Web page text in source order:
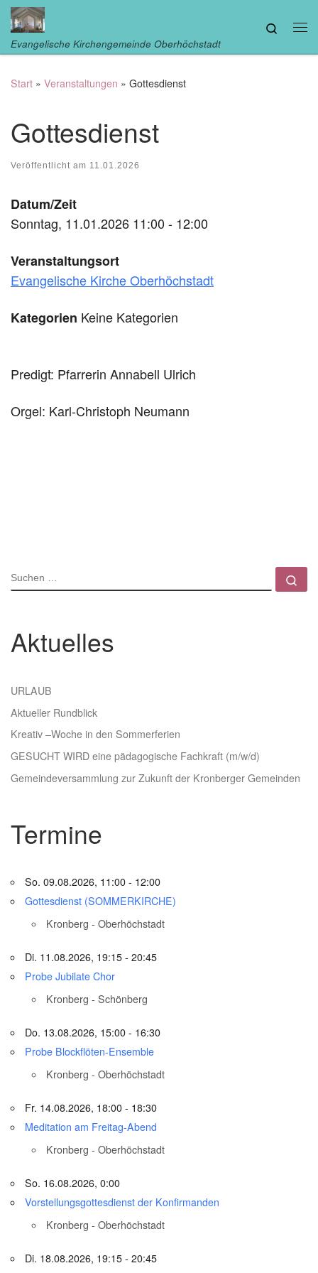
Zum Inhalt springen
Evangelische Kirchengemeinde Oberhöchstadt
Search
Start » Veranstaltungen » Gottesdienst
Gottesdienst
Veröffentlicht am 11.01.2026
Datum/Zeit
Sonntag, 11.01.2026 11:00 - 12:00
Veranstaltungsort
Evangelische Kirche Oberhöchstadt
Kategorien Keine Kategorien
Predigt: Pfarrerin Annabell Ulrich
Orgel: Karl-Christoph Neumann
SUCHE
Aktuelles
URLAUB
Aktueller Rundblick
Kreativ –Woche in den Sommerferien
GESUCHT WIRD eine pädagogische Fachkraft (m/w/d)
Gemeindeversammlung zur Zukunft der Kronberger Gemeinden
Termine
So. 09.08.2026, 11:00 - 12:00
Gottesdienst (SOMMERKIRCHE)
Kronberg - Oberhöchstadt
Di. 11.08.2026, 19:15 - 20:45
Probe Jubilate Chor
Kronberg - Schönberg
Do. 13.08.2026, 15:00 - 16:30
Probe Blockflöten-Ensemble
Kronberg - Oberhöchstadt
Fr. 14.08.2026, 18:00 - 18:30
Meditation am Freitag-Abend
Kronberg - Oberhöchstadt
So. 16.08.2026, 0:00
Vorstellungsgottesdienst der Konfirmanden
Kronberg - Oberhöchstadt
Di. 18.08.2026, 19:15 - 20:45